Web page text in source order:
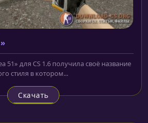
51» для CS 1.6 получила своё название
стиля в котором...
Скачать